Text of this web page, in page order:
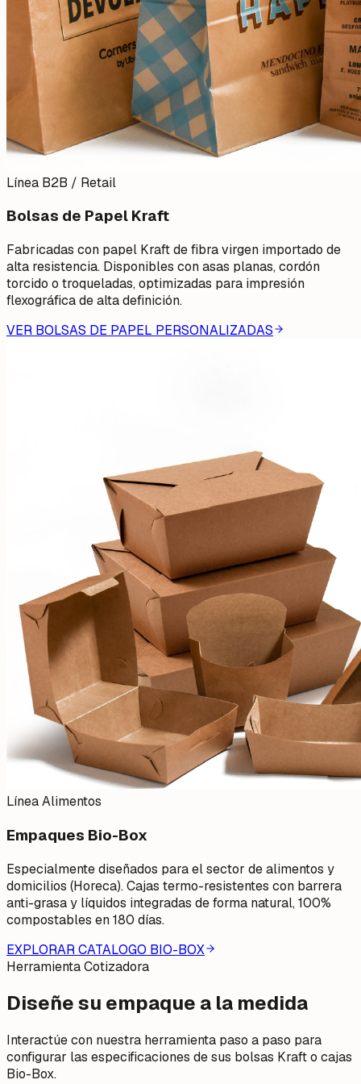
Línea B2B / Retail
Bolsas de Papel Kraft
Fabricadas con papel Kraft de fibra virgen importado de
alta resistencia. Disponibles con asas planas, cordón
torcido o troqueladas, optimizadas para impresión
flexográfica de alta definición.
VER BOLSAS DE PAPEL PERSONALIZADAS
Línea Alimentos
Empaques Bio-Box
Especialmente diseñados para el sector de alimentos y
domicilios (Horeca). Cajas termo-resistentes con barrera
anti-grasa y líquidos integradas de forma natural, 100%
compostables en 180 días.
EXPLORAR CATALOGO BIO-BOX
Herramienta Cotizadora
Diseñe su empaque a la medida
Interactúe con nuestra herramienta paso a paso para
configurar las especificaciones de sus bolsas Kraft o cajas
Bio-Box.